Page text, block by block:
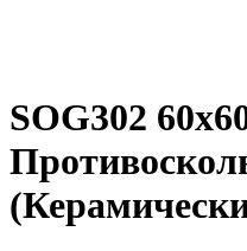
SOG302